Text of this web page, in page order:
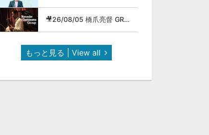
🎥26/08/05 橋爪亮督 GROUP
もっと見る | View all